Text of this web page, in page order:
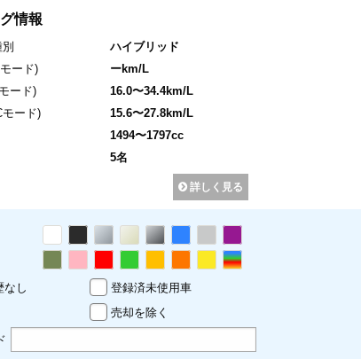
情報
ハイブリッド
ード)
ーkm/L
ード)
16.0〜34.4km/L
モード)
15.6〜27.8km/L
1494〜1797cc
5名
詳しく見る
なし
登録済未使用車
売却を除く